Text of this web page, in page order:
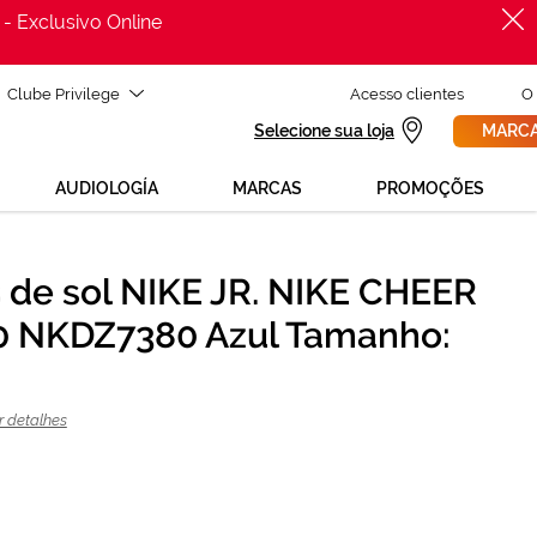
Exclusivo Online
Clube Privilege Acesso clientes O
Selecione sua loja
AUDIOLOGÍA MARCAS PROMOÇÕES
PROCURAR
ADICIONAR AO CARRINHO
sol NIKE JR. NIKE CHEER
NKDZ7380 Azul Tamanho:
detalhes